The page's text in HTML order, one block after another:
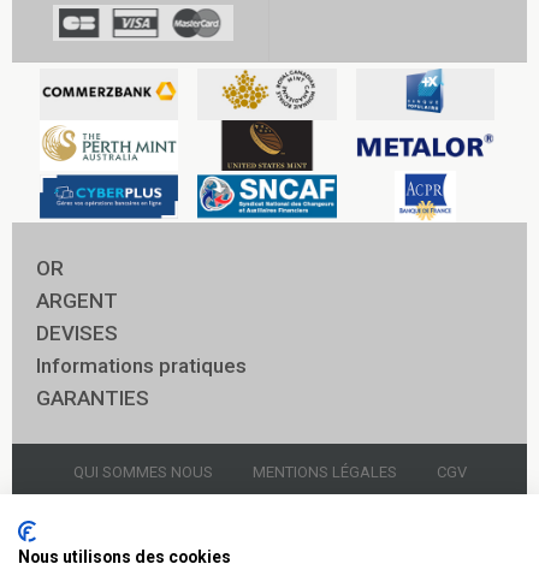
OR
ARGENT
DEVISES
Informations pratiques
GARANTIES
QUI SOMMES NOUS MENTIONS LÉGALES CGV
Nous utilisons des cookies